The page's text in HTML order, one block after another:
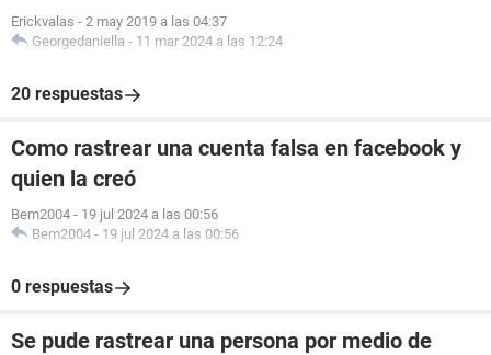
Erickvalas - 2 may 2019 a las 04:37
Georgedaniella - 11 mar 2024 a las 12:24
20 respuestas
Como rastrear una cuenta falsa en facebook y
quien la creó
Bem2004 - 19 jul 2024 a las 00:56
Bem2004 - 19 jul 2024 a las 00:56
0 respuestas
Se pude rastrear una persona por medio de